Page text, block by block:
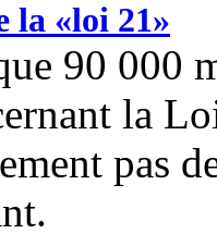
la «loi 21»
90 000
la
pas